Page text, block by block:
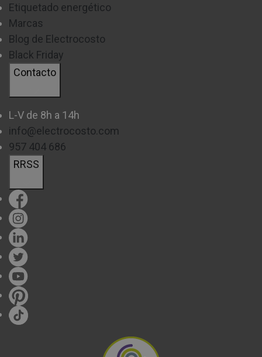
Etiquetado energético
Marcas
Blog de Electrocosto
Black Friday
Contacto
L-V de 8h a 14h
info@electrocosto.com
957 404 686
RRSS